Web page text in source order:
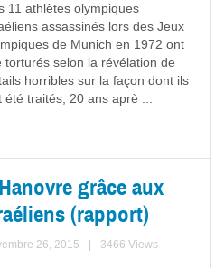
11 athlètes olympiques
assassinés lors des Jeux
de Munich en 1972 ont
torturés selon la révélation de
horribles sur la façon dont ils
été traités, 20 ans aprè ...
grâce aux
(rapport)
26, 2015 3466 Views